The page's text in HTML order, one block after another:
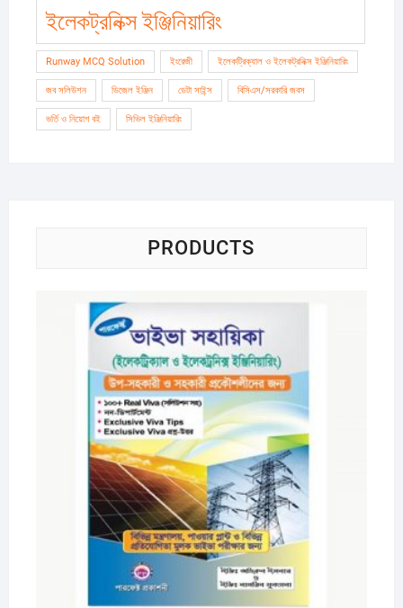
ইলেকট্রনিক্স ইঞ্জিনিয়ারিং
Runway MCQ Solution ইংরেজী ইলেকট্রিক্যাল ও ইলেকট্রনিক্স ইঞ্জিনিয়ারিং
জব সলিউশন ডিজেল ইঞ্জিন ডেটা সাইন্স বিসিএস/সরকারি জবস
ভর্তি ও নিয়োগ বই সিভিল ইঞ্জিনিয়ারিং
PRODUCTS